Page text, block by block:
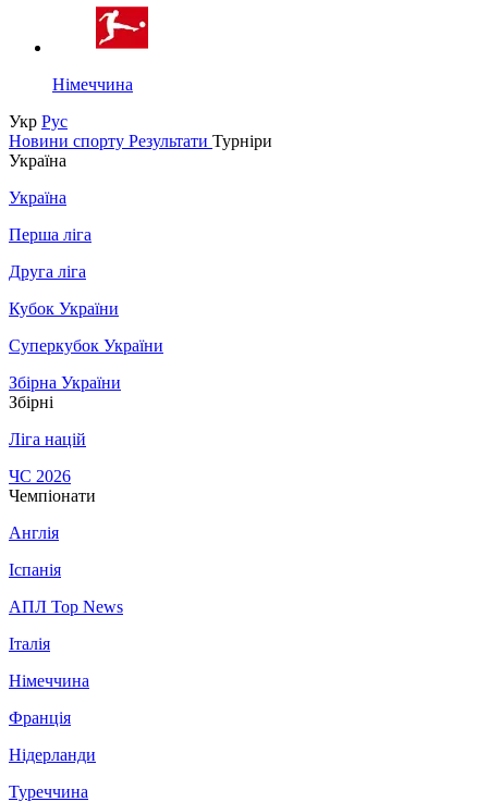
Німеччина
Укр Рус
Новини спорту Результати Турніри
Україна
Україна
Перша ліга
Друга ліга
Кубок України
Суперкубок України
Збірна України
Збірні
Ліга націй
ЧС 2026
Чемпіонати
Англія
Іспанія
АПЛ Top News
Італія
Німеччина
Франція
Нідерланди
Туреччина